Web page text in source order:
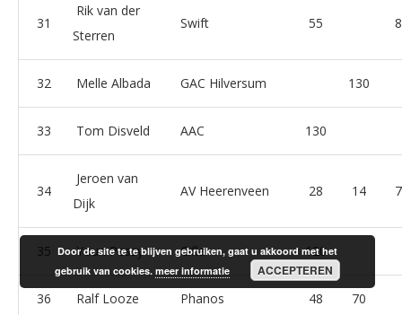
31
Rik van der
Sterren
Swift 55
32 Melle Albada GAC Hilversum 130
33 Tom Disveld AAC 130
34
Jeroen van
Dijk
AV Heerenveen 28 14
35 Youri Pessy Cifla 120
36 Ralf Looze Phanos 48 70
Door de site te te blijven gebruiken, gaat u akkoord met het
gebruik van cookies.meer informatie ACCEPTEREN